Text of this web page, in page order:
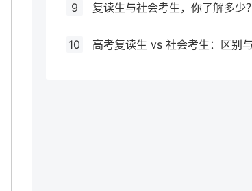
9 复读生与社会考生，你了解多少？
10